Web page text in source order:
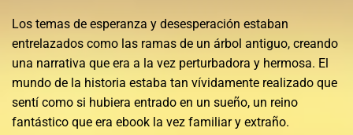
Los temas de esperanza y desesperación estaban
entrelazados como las ramas de un árbol antiguo, creando
una narrativa que era a la vez perturbadora y hermosa. El
mundo de la historia estaba tan vívidamente realizado que
sentí como si hubiera entrado en un sueño, un reino
fantástico que era ebook la vez familiar y extraño.